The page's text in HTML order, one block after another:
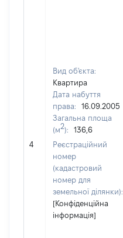
4
Вид об'єкта:
Квартира
Дата набуття
права:
16.09.2005
Загальна площа
(м2):
136,6
Реєстраційний
номер
(кадастровий
номер для
земельної ділянки):
[Конфіденційна
інформація]